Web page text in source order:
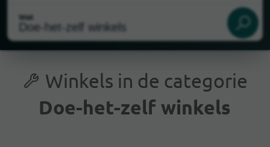
Wat
Huidige locatie
Winkels in de categorie
Doe-het-zelf winkels